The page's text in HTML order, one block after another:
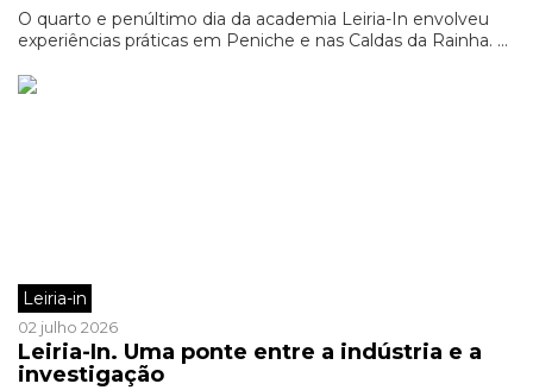
O quarto e penúltimo dia da academia Leiria-In envolveu
experiências práticas em Peniche e nas Caldas da Rainha. ...
Leiria-in
02 julho 2026
Leiria-In. Uma ponte entre a indústria e a
investigação